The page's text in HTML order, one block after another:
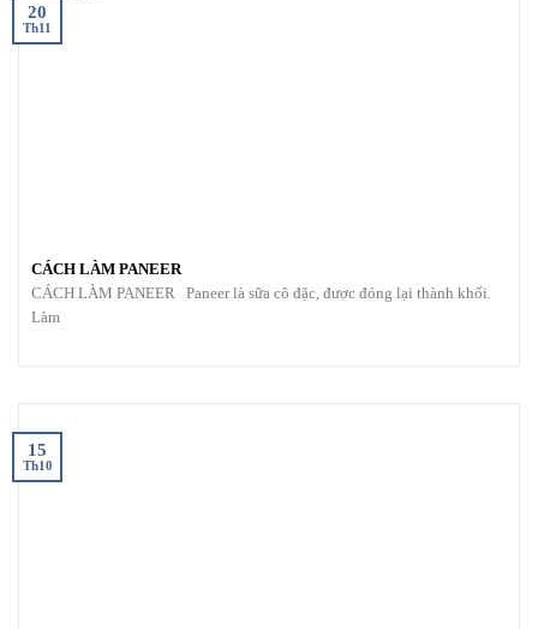
CÁCH LÀM PANEER
CÁCH LÀM PANEER Paneer là sữa cô đặc, được đóng lại thành khối.
Làm
20
Th11
15
Th10